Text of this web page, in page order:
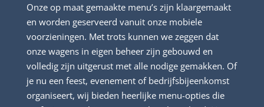
Onze op maat gemaakte menu’s zijn klaargemaakt
en worden geserveerd vanuit onze mobiele
voorzieningen. Met trots kunnen we zeggen dat
onze wagens in eigen beheer zijn gebouwd en
volledig zijn uitgerust met alle nodige gemakken. Of
je nu een feest, evenement of bedrijfsbijeenkomst
organiseert, wij bieden heerlijke menu-opties die